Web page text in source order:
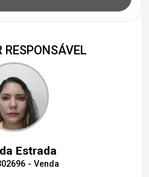
RESPONSÁVEL
Estrada
- Venda